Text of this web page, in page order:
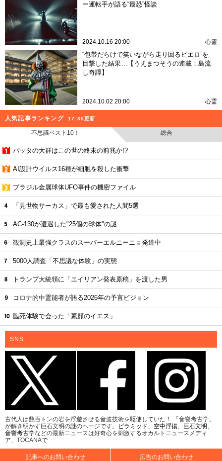
ー運転手が語る“最恐”怪談
2024.10.16 20:00 心霊
“包帯だらけで笑いながら走り回るピエロ”を
目撃した結果…【うえまつそうの連載：島流
し奇譚】
2024.10.02 20:00 心霊
人気記事ランキング 17:35更新
不思議ベスト10！ 総合
バッタの大群はこの世の終末の前兆か!?
AI設計ウイルス16種が細胞を殺した衝撃
ブラジル金属球体UFO事件の機密ファイル
「見世物サーカス」で最も愛された人間5選
AC-130が遭遇した"25個の球体"の謎
観測史上最強クラスのスーパーエルニーニョ発達中
5000人調査「不思議な体験」の実態
トランプ大統領に「エイリアン発表原稿」を渡した男
コロナ的中霊能者が語る2026年の予言ビジョン
臨死体験で会った「素顔のイエス」
SNS
古代人は数百トンの岩を浮遊させる音波技術を駆使していた！ 「音響考古学」
が解き明かす巨石文明の謎のページです。
ピラミッド、 空中浮揚、 巨石文明 、
音響考古学などの最新ニュースは好奇心を刺激するオカルトニュースメディ
ア、TOCANAで
記事へのお問い合わせ 広告のお問い合わせ